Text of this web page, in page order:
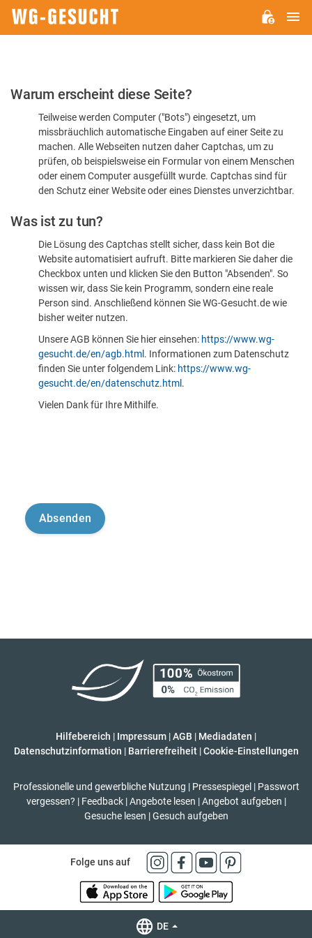
Bitte
dass
sind
Warum erscheint diese Seite?
Teilweise werden Computer ("Bots") eingesetzt, um
missbräuchlich automatische Eingaben auf einer Seite zu
machen. Alle Webseiten nutzen daher Captchas, um zu
prüfen, ob beispielsweise ein Formular von einem Menschen
oder einem Computer ausgefüllt wurde. Captchas sind für
den Schutz einer Website oder eines Dienstes unverzichtbar.
Was ist zu tun?
Die Lösung des Captchas stellt sicher, dass kein Bot die
Website automatisiert aufruft. Bitte markieren Sie daher die
Checkbox unten und klicken Sie den Button "Absenden". So
wissen wir, dass Sie kein Programm, sondern eine reale
Person sind. Anschließend können Sie WG-Gesucht.de wie
bisher weiter nutzen.
Unsere AGB können Sie hier einsehen: https://www.wg-
gesucht.de/en/agb.html . Informationen zum Datenschutz
finden Sie unter folgendem Link: https://www.wg-
gesucht.de/en/datenschutz.html .
Vielen Dank für Ihre Mithilfe.
Hilfebereich | Impressum |AGB | Mediadaten |
Datenschutzinformation | Barrierefreiheit | Cookie-Einstellungen
Professionelle und gewerbliche Nutzung | Pressespiegel | Passwort
vergessen? | Feedback | Angebote lesen | Angebot aufgeben |
Gesuche lesen | Gesuch aufgeben
Folge uns auf
DE